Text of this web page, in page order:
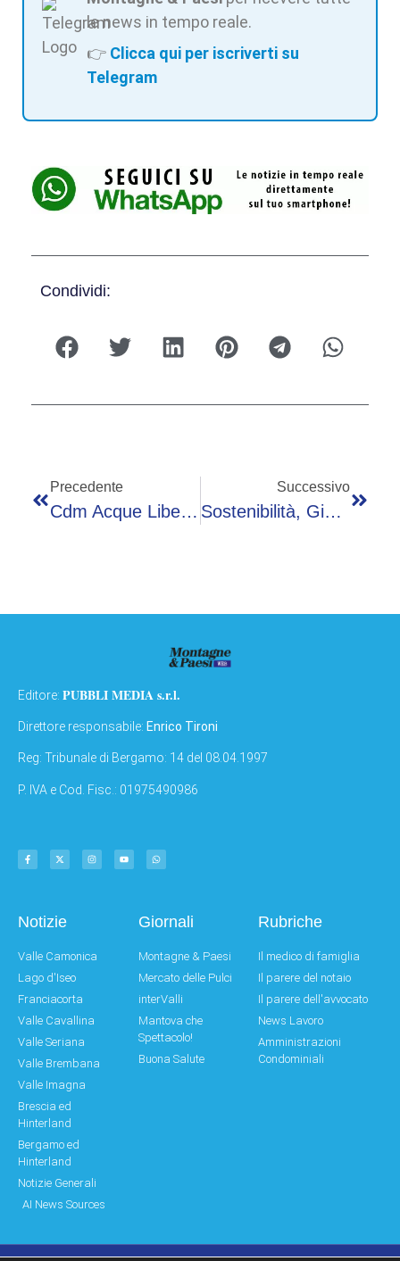
le news in tempo reale.
👉 Clicca qui per iscriverti su
Telegram
Condividi:
Precedente
Cdm Acque Libere, Nuotatori Paralimpici Incantano Alghero Fra Applausi E Inclusione
Successivo
Sostenibilità, Giacomelli (EY): “Report Sostenibilità Esito Di Processo Virtuoso”
Editore: PUBBLI MEDIA s.r.l.
Direttore responsabile: Enrico Tironi
Reg: Tribunale di Bergamo: 14 del 08.04.1997
P. IVA e Cod. Fisc.: 01975490986
Notizie
Valle Camonica
Lago d'Iseo
Franciacorta
Valle Cavallina
Valle Seriana
Valle Brembana
Valle Imagna
Brescia ed
Hinterland
Bergamo ed
Hinterland
Notizie Generali
AI News Sources
Giornali
Montagne & Paesi
Mercato delle Pulci
interValli
Mantova che
Spettacolo!
Buona Salute
Rubriche
Il medico di famiglia
Il parere del notaio
Il parere dell'avvocato
News Lavoro
Amministrazioni
Condominiali